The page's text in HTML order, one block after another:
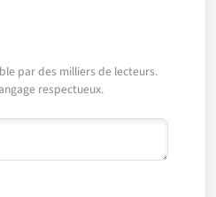
par des milliers de lecteurs.
respectueux.